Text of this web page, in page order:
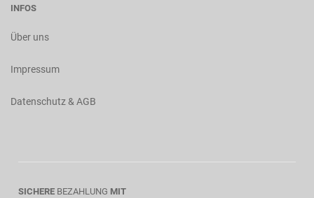
INFOS
Über uns
Impressum
Datenschutz & AGB
SICHERE BEZAHLUNG MIT